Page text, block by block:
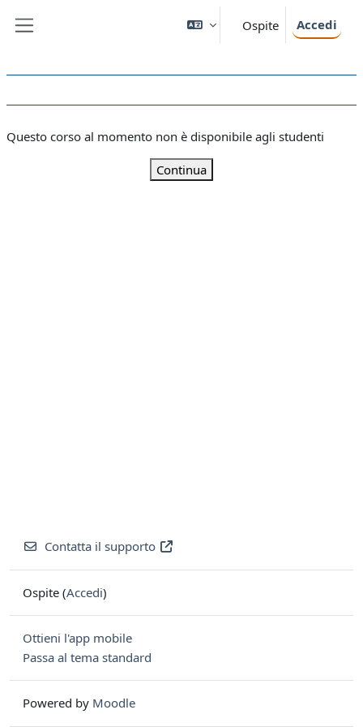
Ospite Accedi
Questo corso al momento non è disponibile agli studenti
Continua
Contatta il supporto
Ospite (Accedi)
Ottieni l'app mobile
Passa al tema standard
Powered by Moodle